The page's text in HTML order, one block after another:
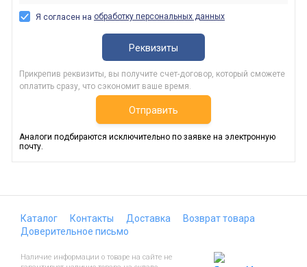
Я согласен на обработку персональных данных
Реквизиты
Прикрепив реквизиты, вы получите счет-договор, который сможете
оплатить сразу, что сэкономит ваше время.
Отправить
Аналоги подбираются исключительно по заявке на электронную
почту.
Каталог Контакты Доставка
Возврат товара
Доверительное письмо
Наличие информации о товаре на сайте не